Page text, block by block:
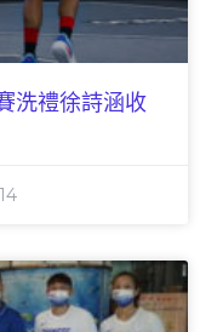
洗禮徐詩涵收